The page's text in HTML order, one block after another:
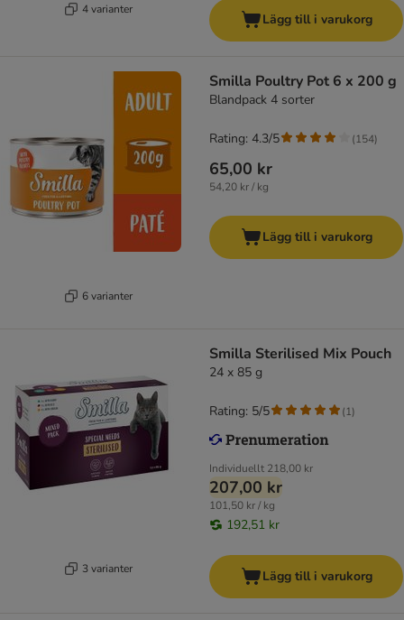
4 varianter
Lägg till i varukorg
6 varianter
Smilla Poultry Pot 6 x 200 g
Blandpack 4 sorter
65,00 kr
54,20 kr / kg
Rating: 4.3/5 (154)
Lägg till i varukorg
3 varianter
Smilla Sterilised Mix Pouch
24 x 85 g
Individuellt 218,00 kr
207,00 kr
101,50 kr / kg
192,51 kr
Rating: 5/5 (1)
Lägg till i varukorg